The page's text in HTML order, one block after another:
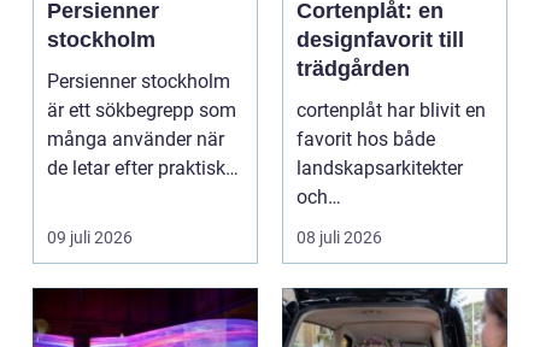
Persienner
stockholm
Persienner stockholm
är ett sökbegrepp som
många använder när
de letar efter praktiska
09 juli 2026
Cortenplåt: en
designfavorit till
trädgården
cortenplåt har blivit en
favorit hos både
landskapsarkitekter
och
trädgårdsentusiaster.
Det är ett m...
08 juli 2026